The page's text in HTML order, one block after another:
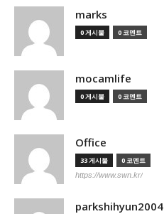
marks
0 게시물 0 코멘트
mocamlife
0 게시물 0 코멘트
Office
33 게시물 0 코멘트
https://www.swn.kr/
parkshihyun2004